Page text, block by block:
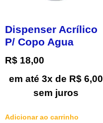
Dispenser Acrílico
P/ Copo Agua
R$ 18,00
em até 3x de R$6,00
sem juros
Adicionar ao carrinho